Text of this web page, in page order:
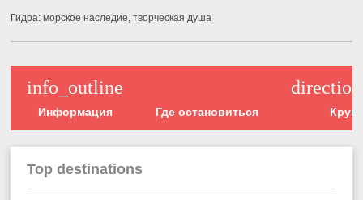
Гидра: морское наследие, творческая душа
info_outline
Информация Где остановиться
Top destinations